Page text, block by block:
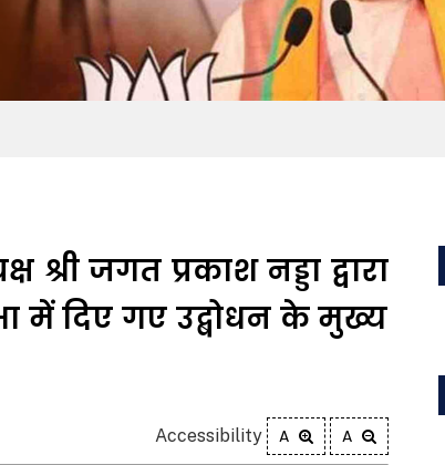
श्री जगत प्रकाश नड्डा द्वारा
दिए गए उद्बोधन के मुख्य
Accessibility A A